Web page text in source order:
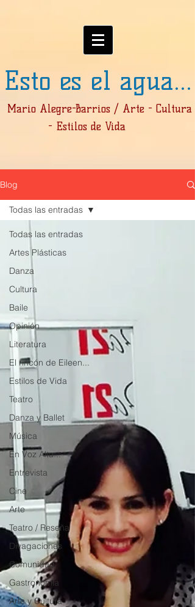
Esto es el agua...
Mario Alegre-Barrios / Arte - Cultura
- Estilos de Vida
Blog
Todas las entradas
Artes Plásticas
Danza
Cultura
Baile
Opinión
Literatura
El rincón de Eileen...
Estilos de Vida
Teatro
Danza y Ballet
Música
En Voz Alta...
Entrevista
Cine
Arte
Teatro / Reseña
Divagaciones
Comunidad
Gastronomía
Arte y Cultura
Todas las entradas